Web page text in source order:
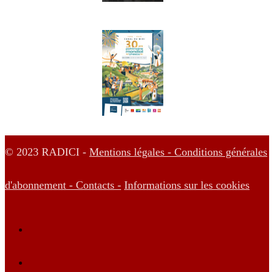
© 2023 RADICI - Mentions légales - Conditions générales
d'abonnement - Contacts - Informations sur les cookies